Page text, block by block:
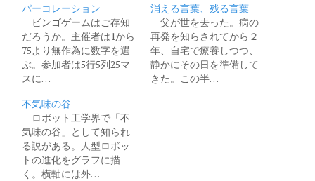
パーコレーション
ビンゴゲームはご存知
だろうか。主催者は1から
75より無作為に数字を選
ぶ。参加者は5行5列25マ
スに…
消える言葉、残る言葉
父が世を去った。病の
再発を知らされてから２
年、自宅で療養しつつ、
静かにその日を準備して
きた。この半…
不気味の谷
ロボット工学界で「不
気味の谷」として知られ
る説がある。人型ロボッ
トの進化をグラフに描
く。横軸には外…